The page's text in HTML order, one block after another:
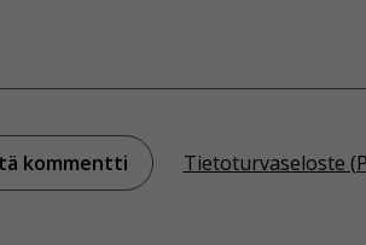
Tietoturvaseloste